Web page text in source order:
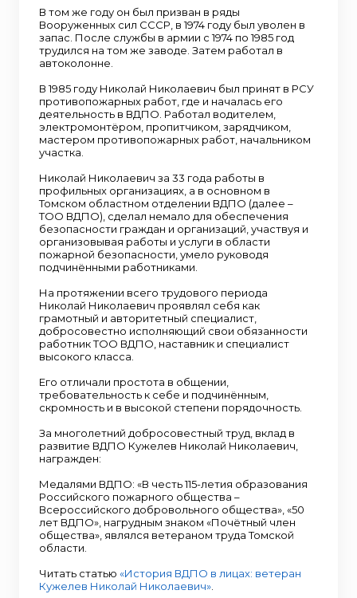
В том же году он был призван в ряды
Вооруженных сил СССР, в 1974 году был уволен в
запас. После службы в армии с 1974 по 1985 год
трудился на том же заводе. Затем работал в
автоколонне.
В 1985 году Николай Николаевич был принят в РСУ
противопожарных работ, где и началась его
деятельность в ВДПО. Работал водителем,
электромонтёром, пропитчиком, зарядчиком,
мастером противопожарных работ, начальником
участка.
Николай Николаевич за 33 года работы в
профильных организациях, а в основном в
Томском областном отделении ВДПО (далее –
ТОО ВДПО), сделал немало для обеспечения
безопасности граждан и организаций, участвуя и
организовывая работы и услуги в области
пожарной безопасности, умело руководя
подчинёнными работниками.
На протяжении всего трудового периода
Николай Николаевич проявлял себя как
грамотный и авторитетный специалист,
добросовестно исполняющий свои обязанности
работник ТОО ВДПО, наставник и специалист
высокого класса.
Его отличали простота в общении,
требовательность к себе и подчинённым,
скромность и в высокой степени порядочность.
За многолетний добросовестный труд, вклад в
развитие ВДПО Кужелев Николай Николаевич,
награжден:
Медалями ВДПО: «В честь 115-летия образования
Российского пожарного общества –
Всероссийского добровольного общества», «50
лет ВДПО», нагрудным знаком «Почётный член
общества», являлся ветераном труда Томской
области.
Читать статью «История ВДПО в лицах: ветеран
Кужелев Николай Николаевич»